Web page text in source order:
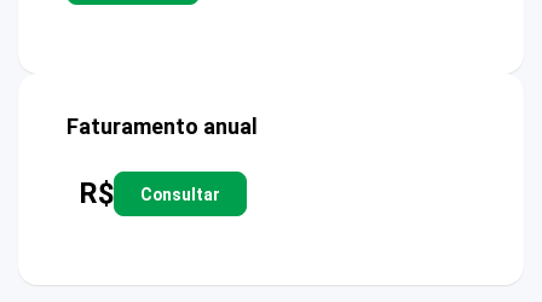
Faturamento anual
R$ Consultar